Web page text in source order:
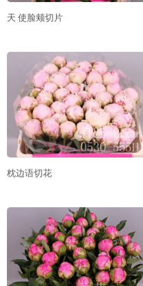
天 使脸颊切片
枕边语切花